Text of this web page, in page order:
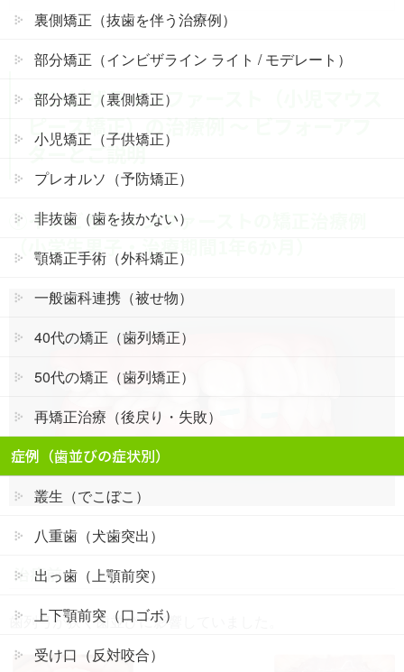
インビザラインファースト（小児マウス
ピース矯正）の治療例 ～ ビフォーアフ
ターとご説明
①インビザラインファーストの矯正治療例
（小学生男子・治療期間1年6か月）
治療前
歯列弓が狭く歯並びに影響していました。
裏側矯正（抜歯を伴う治療例）
部分矯正（インビザライン ライト / モデレート）
部分矯正（裏側矯正）
小児矯正（子供矯正）
プレオルソ（予防矯正）
非抜歯（歯を抜かない）
顎矯正手術（外科矯正）
一般歯科連携（被せ物）
40代の矯正（歯列矯正）
50代の矯正（歯列矯正）
再矯正治療（後戻り・失敗）
症例（歯並びの症状別）
叢生（でこぼこ）
八重歯（犬歯突出）
出っ歯（上顎前突）
上下顎前突（口ゴボ）
受け口（反対咬合）